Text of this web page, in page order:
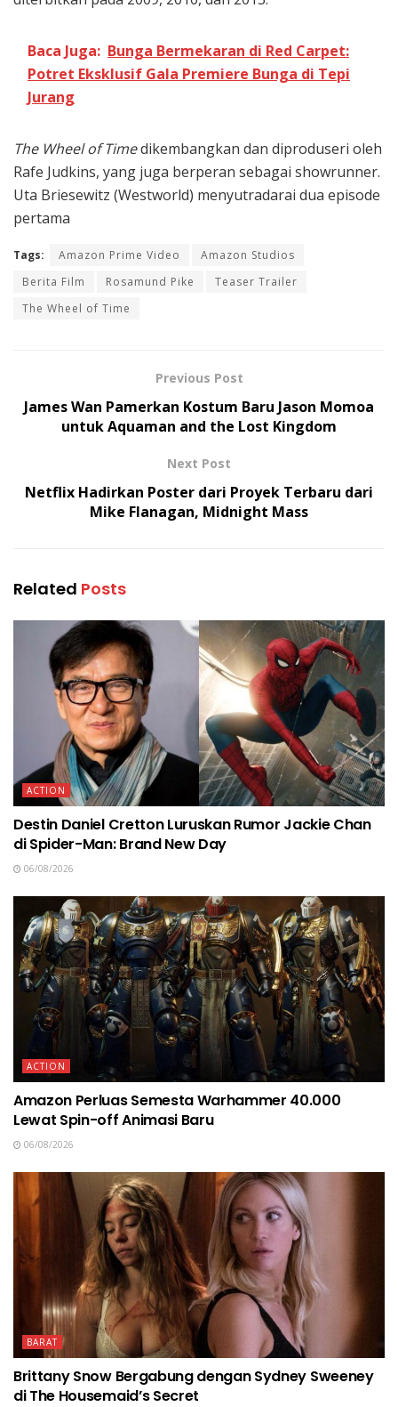
Baca Juga: Bunga Bermekaran di Red Carpet:
Potret Eksklusif Gala Premiere Bunga di Tepi
Jurang
The Wheel of Timedikembangkan dan diproduseri oleh
Rafe Judkins, yang juga berperan sebagai showrunner.
Uta Briesewitz (Westworld) menyutradarai dua episode
pertama
Tags: Amazon Prime Video
Amazon Studios
Berita Film
Rosamund Pike
Teaser Trailer
The Wheel of Time
Previous Post
James Wan Pamerkan Kostum Baru Jason Momoa
untuk Aquaman and the Lost Kingdom
Next Post
Netflix Hadirkan Poster dari Proyek Terbaru dari
Mike Flanagan, Midnight Mass
Related Posts
ACTION
Destin Daniel Cretton Luruskan Rumor Jackie Chan
di Spider-Man: Brand New Day
06/08/2026
ACTION
Amazon Perluas Semesta Warhammer 40.000
Lewat Spin-off Animasi Baru
06/08/2026
BARAT
Brittany Snow Bergabung dengan Sydney Sweeney
di The Housemaid’s Secret